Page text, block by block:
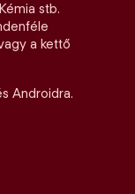
stb.
a kettő
Androidra.